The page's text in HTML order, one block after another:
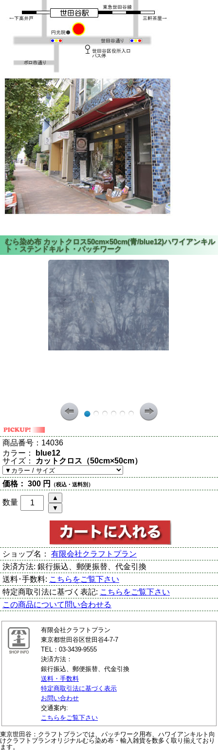
商品番号： 14036
カラー：
blue12
サイズ：
カットクロス（50cm×50cm）
価格： 300 円 （税込・送料別）
数量
ショップ名： 有限会社クラフトプラン
決済方法: 銀行振込、郵便振替、代金引換
送料･手数料: こちらをご覧下さい
特定商取引法に基づく表記: こちらをご覧下さい
この商品について問い合わせる
有限会社クラフトプラン
東京都世田谷区世田谷4-7-7
TEL：03-3439-9555
決済方法：
銀行振込、郵便振替、代金引換
送料・手数料
特定商取引法に基づく表示
お問い合わせ
交通案内:
こちらをご覧下さい
東京世田谷：クラフトプランでは、パッチワーク用布、ハワイアンキルト向
けクラフトプランオリジナルむら染め布・輸入雑貨を数多く取り揃えており
ます。